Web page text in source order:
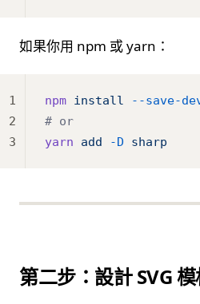
如果你用 npm 或 yarn：
npm install --save-
# or
yarn add -D sharp
1
2
3
第二步：設計 SVG